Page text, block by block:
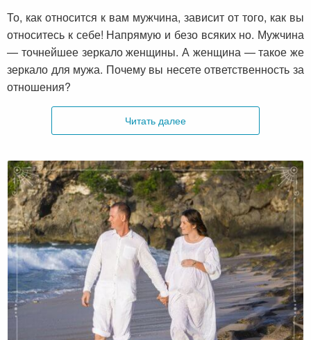
То, как относится к вам мужчина, зависит от того, как вы
относитесь к себе! Напрямую и безо всяких но. Мужчина
— точнейшее зеркало женщины. А женщина — такое же
зеркало для мужа. Почему вы несете ответственность за
отношения?
Читать далее